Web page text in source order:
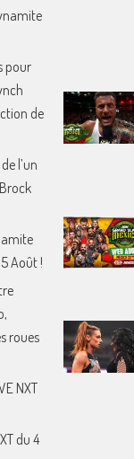
pour
de
l’un
Août !
roues
NXT
du 4